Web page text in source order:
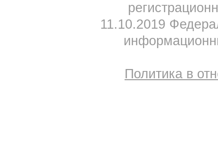
11.10.2019
Политика в